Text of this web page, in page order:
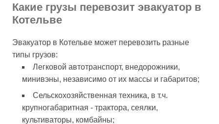
Какие грузы перевозит эвакуатор в
Котельве
Эвакуатор в Котельве может перевозить разные
типы грузов:
Легковой автотранспорт, внедорожники,
минивэны, независимо от их массы и габаритов;
Сельскохозяйственная техника, в т.ч.
крупногабаритная - трактора, сеялки,
культиваторы, комбайны;